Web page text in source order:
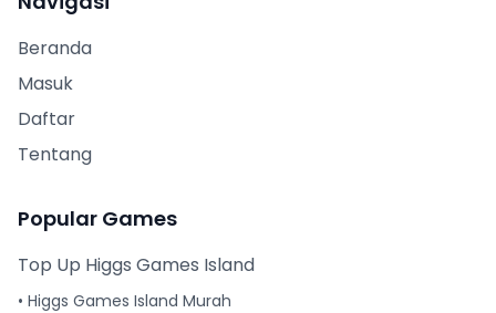
Beranda
Masuk
Daftar
Tentang
Popular Games
Top Up Higgs Games Island
• Higgs Games Island Murah